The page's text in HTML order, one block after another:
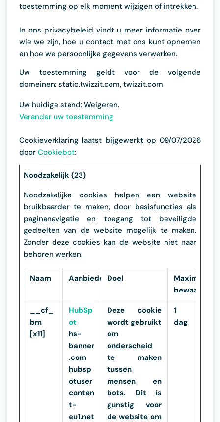
toestemming op elk moment wijzigen of intrekken.
In ons privacybeleid vindt u meer informatie over
wie we zijn, hoe u contact met ons kunt opnemen
en hoe we persoonlijke gegevens verwerken.
Uw toestemming geldt voor de volgende
domeinen: static.twizzit.com, twizzit.com
Uw huidige stand: Weigeren.
Verander uw toestemming
Cookieverklaring laatst bijgewerkt op 09/07/2026
door Cookiebot:
Noodzakelijk (23)
Noodzakelijke cookies helpen een website
bruikbaarder te maken, door basisfuncties als
paginanavigatie en toegang tot beveiligde
gedeelten van de website mogelijk te maken.
Zonder deze cookies kan de website niet naar
behoren werken.
Naam Aanbieder Doel
Maximale
__cf_
bm
[x11]
HubSp
ot
hs-
banner
.com
hubsp
otuser
conten
t-
eu1.net
Deze cookie
wordt gebruikt
om
onderscheid
te maken
tussen
mensen en
bots. Dit is
gunstig voor
de website om
1
dag